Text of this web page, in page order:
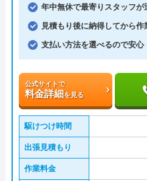
年中無休で最寄りスタッフが
見積もり後に納得してから作
支払い方法を選べるので安心
公式サイトで
料金詳細を見る
駆けつけ時間
出張見積もり
作業料金